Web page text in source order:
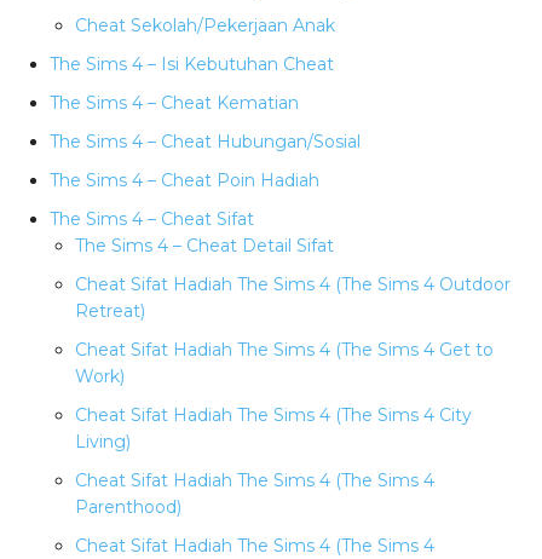
Cheat Sekolah/Pekerjaan Anak
The Sims 4 – Isi Kebutuhan Cheat
The Sims 4 – Cheat Kematian
The Sims 4 – Cheat Hubungan/Sosial
The Sims 4 – Cheat Poin Hadiah
The Sims 4 – Cheat Sifat
The Sims 4 – Cheat Detail Sifat
Cheat Sifat Hadiah The Sims 4 (The Sims 4 Outdoor
Retreat)
Cheat Sifat Hadiah The Sims 4 (The Sims 4 Get to
Work)
Cheat Sifat Hadiah The Sims 4 (The Sims 4 City
Living)
Cheat Sifat Hadiah The Sims 4 (The Sims 4
Parenthood)
Cheat Sifat Hadiah The Sims 4 (The Sims 4